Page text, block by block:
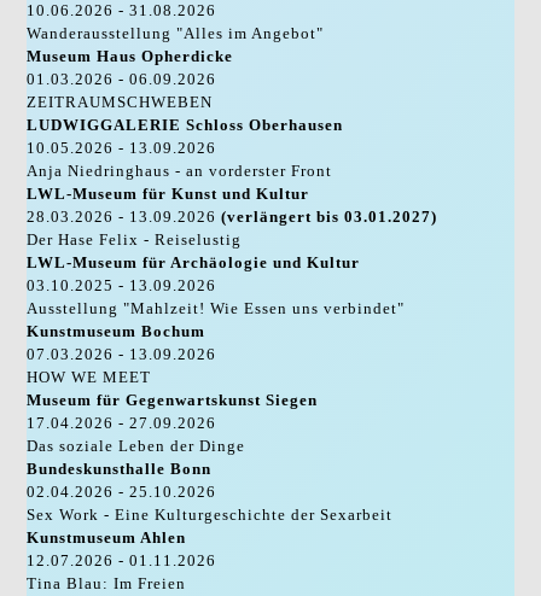
10.06.2026 - 31.08.2026
Wanderausstellung "Alles im Angebot"
Museum Haus Opherdicke
01.03.2026 - 06.09.2026
ZEITRAUMSCHWEBEN
LUDWIGGALERIE Schloss Oberhausen
10.05.2026 - 13.09.2026
Anja Niedringhaus - an vorderster Front
LWL-Museum für Kunst und Kultur
28.03.2026 - 13.09.2026(verlängert bis 03.01.2027)
Der Hase Felix - Reiselustig
LWL-Museum für Archäologie und Kultur
03.10.2025 - 13.09.2026
Ausstellung "Mahlzeit! Wie Essen uns verbindet"
Kunstmuseum Bochum
07.03.2026 - 13.09.2026
HOW WE MEET
Museum für Gegenwartskunst Siegen
17.04.2026 - 27.09.2026
Das soziale Leben der Dinge
Bundeskunsthalle Bonn
02.04.2026 - 25.10.2026
Sex Work - Eine Kulturgeschichte der Sexarbeit
Kunstmuseum Ahlen
12.07.2026 - 01.11.2026
Tina Blau: Im Freien